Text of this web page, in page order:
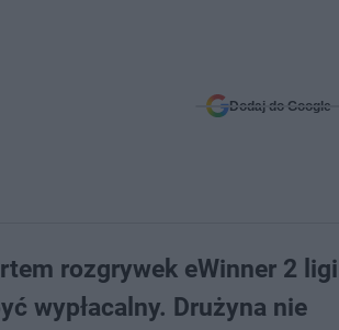
Dodaj do Google
rozgrywek eWinner 2 ligi
wypłacalny. Drużyna nie